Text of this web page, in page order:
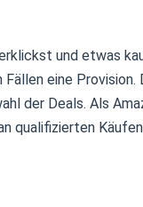
und etwas
Fällen eine
der Deals. Als
qualifizierten